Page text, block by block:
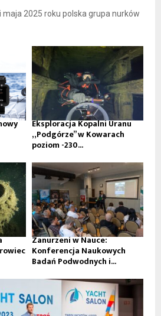
maja 2025 roku polska grupa nurków
Eksploracja Kopalni Uranu
„Podgórze” w Kowarach
poziom -230...
Zanurzeni w Nauce:
Konferencja Naukowych
Badań Podwodnych i...